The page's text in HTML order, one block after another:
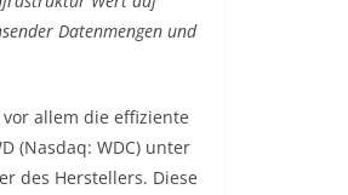
Datenmengen und
allem die effiziente
(Nasdaq: WDC) unter
des Herstellers. Diese